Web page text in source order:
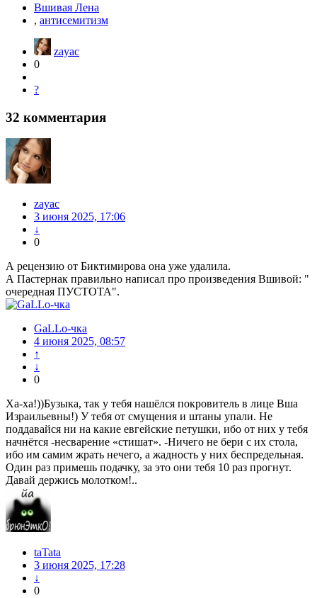
Вшивая Лена
, антисемитизм
zayac
0
?
32 комментария
zayac
3 июня 2025, 17:06
↓
0
А рецензию от Биктимирова она уже удалила.
А Пастернак правильно написал про произведения Вшивой: "
очередная ПУСТОТА".
GaLLo-чка
4 июня 2025, 08:57
↑
↓
0
Ха-ха!))Бузыка, так у тебя нашёлся покровитель в лице Вша
Израильевны!) У тебя от смущения и штаны упали. Не
поддавайся ни на какие евгейские петушки, ибо от них у тебя
начнётся -несварение «стишат». -Ничего не бери с их стола,
ибо им самим жрать нечего, а жадность у них беспредельная.
Один раз примешь подачку, за это они тебя 10 раз прогнут.
Давай держись молотком!..
taTata
3 июня 2025, 17:28
↓
0